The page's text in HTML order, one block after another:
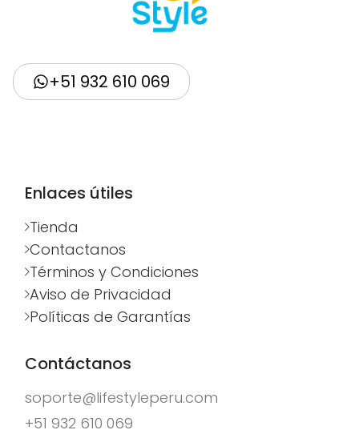
+51 932 610 069
Enlaces útiles
Tienda
Contactanos
Términos y Condiciones
Aviso de Privacidad
Políticas de Garantías
Contáctanos
soporte@lifestyleperu.com
+51 932 610 069